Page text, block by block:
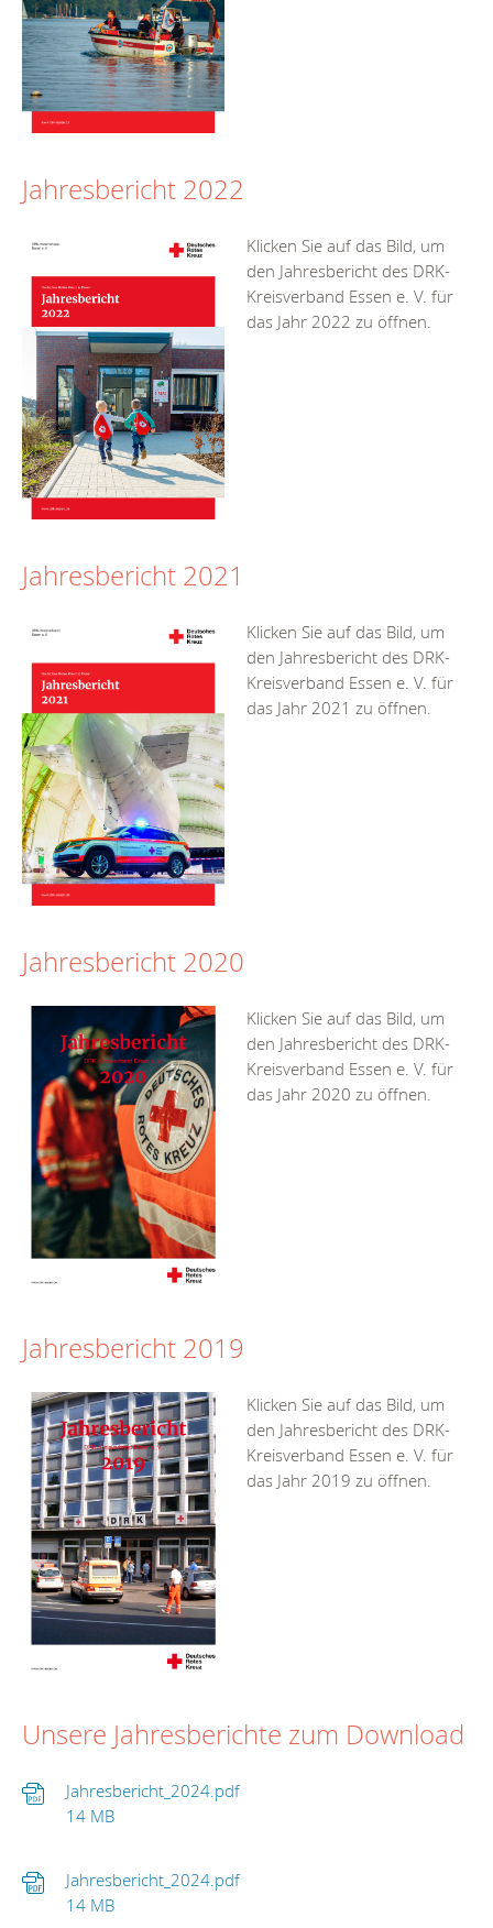
Jahresbericht 2022
Klicken Sie auf das Bild, um
den Jahresbericht des DRK-
Kreisverband Essen e. V. für
das Jahr 2022 zu öffnen.
Jahresbericht 2021
Klicken Sie auf das Bild, um
den Jahresbericht des DRK-
Kreisverband Essen e. V. für
das Jahr 2021 zu öffnen.
Jahresbericht 2020
Klicken Sie auf das Bild, um
den Jahresbericht des DRK-
Kreisverband Essen e. V. für
das Jahr 2020 zu öffnen.
Jahresbericht 2019
Klicken Sie auf das Bild, um
den Jahresbericht des DRK-
Kreisverband Essen e. V. für
das Jahr 2019 zu öffnen.
Unsere Jahresberichte zum Download
Jahresbericht_2024.pdf
14 MB
Jahresbericht_2024.pdf
14 MB